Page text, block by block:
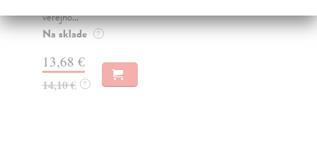
veřejno...
Na sklade ?
13,68 €
14,10 € ?